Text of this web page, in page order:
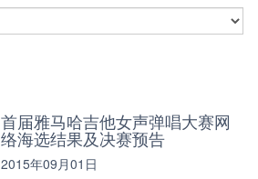
首届雅马哈吉他女声弹唱大赛网
络海选结果及决赛预告
2015年09月01日